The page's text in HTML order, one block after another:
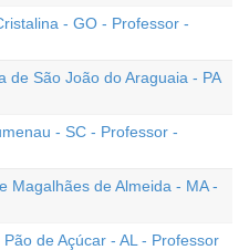
- GO - Professor -
de São João do Araguaia - PA
- SC - Professor -
Magalhães de Almeida - MA -
de Açúcar - AL - Professor